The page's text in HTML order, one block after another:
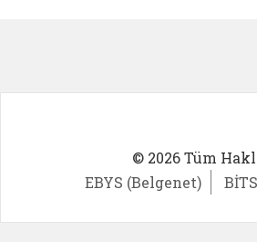
© 2026 Tüm
EBYS (Belgenet)
BİTS